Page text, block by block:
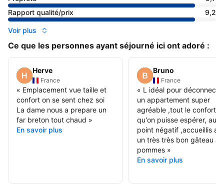
Rapport qualité/prix
9,2
Voir plus
Ce que les personnes ayant séjourné ici ont adoré :
Herve
France
« Emplacement vue taille et
confort on se sent chez soi
La dame nous a prepare un
far breton tout chaud »
En savoir plus
Bruno
France
« L idéal pour
un appartement super
agréable ,tout le confort
qu'on puisse espérer,
point négatif ,accueillis
un très très bon gâteau
pommes»
En savoir plus